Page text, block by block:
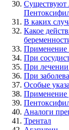
Существуют
В каких
Какое
Применение
При
При лечении
При
Особые
Применение
Аналоги
Трентал